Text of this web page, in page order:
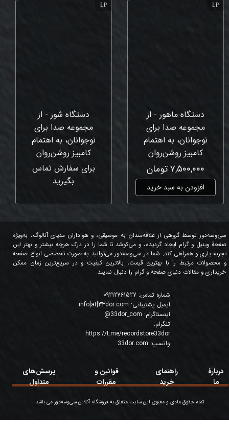
دستگاه ماهور - از
مجموعه صدا برای
نوجوانان، به اهتمام
کامبیز روشن‌روان
۷,۵۰۰,۰۰۰ تومان
افزودن به سبد خرید
LP
دستگاه شور - از
مجموعه صدا برای
نوجوانان، به اهتمام
کامبیز روشن‌روان
برای سفارش تماس
بگیرید
LP
شماره تماس:
ایمیل پشتیبانی: info[at]33dor.com
اینستاگرام: 33dor_com
@
تلگرام:
https://t.me/recordstore33dor
واتسپ: 33dor.com
سی‌وسه‌دور توسط گروهی از علاقه‌مندان به موسیقی، و هواداران مدیای آنالوگ، به‌ویژه
صفحۀ وینیل و گرام ایجاد گردیده، و می‌کوشد تا شما را در درک هرچه بیشتر و بهتر این
تجربه یاری و همراهی کند. شما در سی‌وسه‌دور می‌توانید به صورت تخصصی انواع صفحه
و محصولات مرتبط را با بهترین قیمت، بالاترین کیفیت و در سریع‌ترین زمان ممکن
خریداری و مقالات دنیای صفحه و گرام را دنبال نمایید.
تمام حقوق مادی و معنوی این سایت متعلق به فروشگاه آنلاین سی‌وسه‌دور می باشد.
دربارۀ
ما
قوانین و
مقررات
پرسش‌های
متداول
راهنمای
خرید